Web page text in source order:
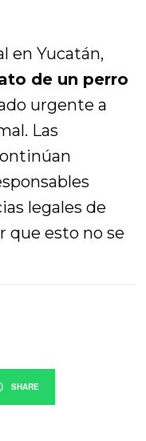
en Yucatán,
de un perro
urgente a
Las
legales de
que esto no se
SHARE